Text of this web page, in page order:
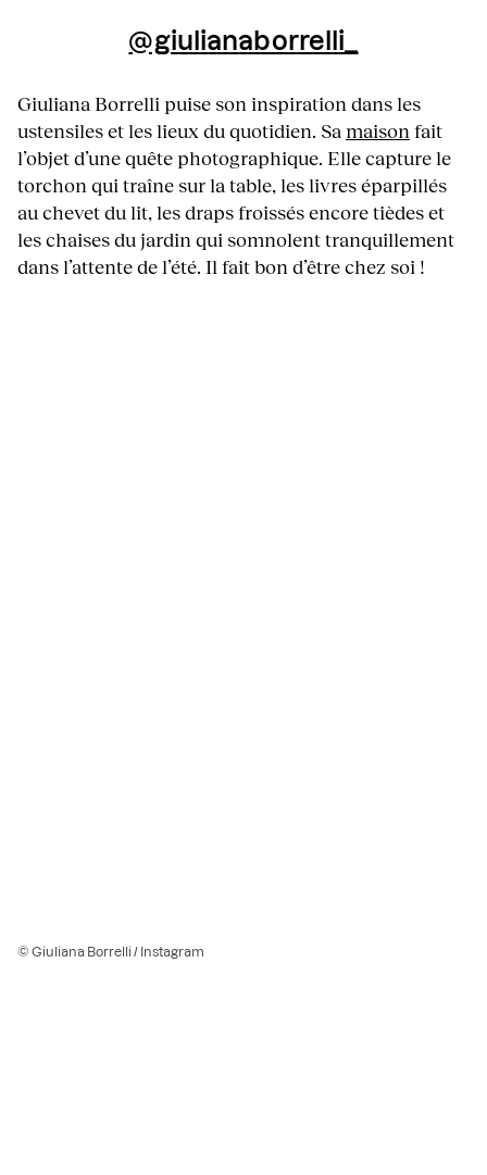
@giulianaborrelli_
Giuliana Borrelli puise son inspiration dans les
ustensiles et les lieux du quotidien. Sa maison fait
l’objet d’une quête photographique. Elle capture le
torchon qui traîne sur la table, les livres éparpillés
au chevet du lit, les draps froissés encore tièdes et
les chaises du jardin qui somnolent tranquillement
dans l’attente de l’été. Il fait bon d’être chez soi !
© Giuliana Borrelli / Instagram